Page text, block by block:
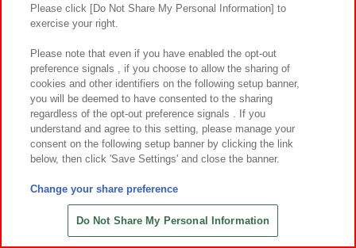
バズ・ライトイヤー スーパーラー
2026年7月 17日～登場
ミニオン スーパーラージぬいぐる
Please click [Do Not Share My Personal Information] to
exercise your right.
Please note that even if you have enabled the opt-out
preference signals , if you choose to allow the sharing of
cookies and other identifiers on the following setup banner,
you will be deemed to have consented to the sharing
regardless of the opt-out preference signals . If you
understand and agree to this setting, please manage your
consent on the following setup banner by clicking the link
below, then click 'Save Settings' and close the banner.
Change your share preference
Do Not Share My Personal Information